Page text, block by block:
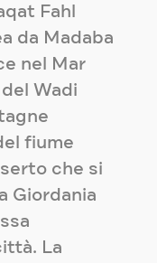
Fahl
da Madaba
nel Mar
Wadi
fiume
che si
Giordania
La